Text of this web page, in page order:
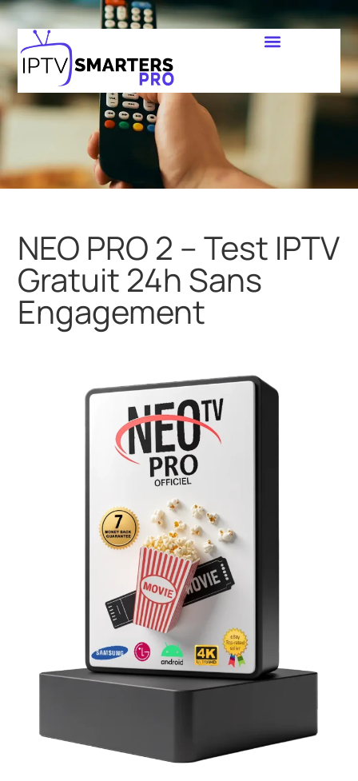
NEO PRO 2 – Test IPTV
Gratuit 24h Sans
Engagement